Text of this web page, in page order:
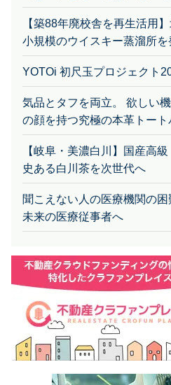
小規模のウイスキー蒸溜所
の顔を持つ究極の本革トート
史ある白川茶を次世代へ
未来の医療従事者へ